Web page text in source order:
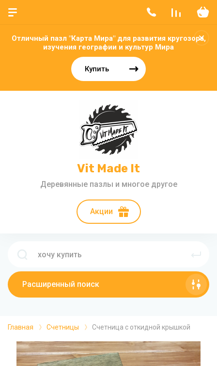
Отличный пазл "Карта Мира" для развития кругозора,
изучения географии и культур Мира
Купить
Vit Made It
Деревянные пазлы и многое другое
Акции
Расширенный поиск
Главная Счетницы Счетница с откидной крышкой